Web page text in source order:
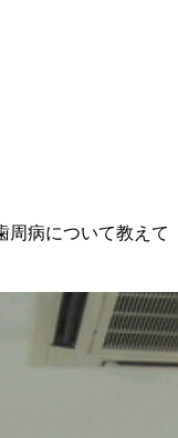
周病について教えて